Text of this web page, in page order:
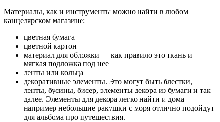
Материалы, как и инструменты можно найти в любом
канцелярском магазине:
цветная бумага
цветной картон
материал для обложки — как правило это ткань и
мягкая подложка под нее
ленты или кольца
декоративные элементы. Это могут быть блестки,
ленты, бусины, бисер, элементы декора из бумаги и так
далее. Элементы для декора легко найти и дома –
например небольшие ракушки с моря отлично подойдут
для альбома про путешествия.